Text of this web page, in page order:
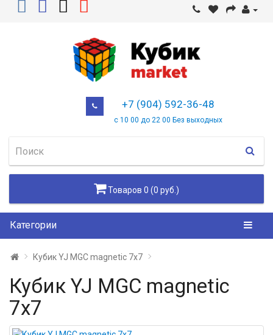
+7 (904) 592-36-48
с 10 00 до 22 00 Без выходных
Товаров 0 (0 руб.)
Категории
Кубик YJ MGC magnetic 7x7
Кубик YJ MGC magnetic
7x7